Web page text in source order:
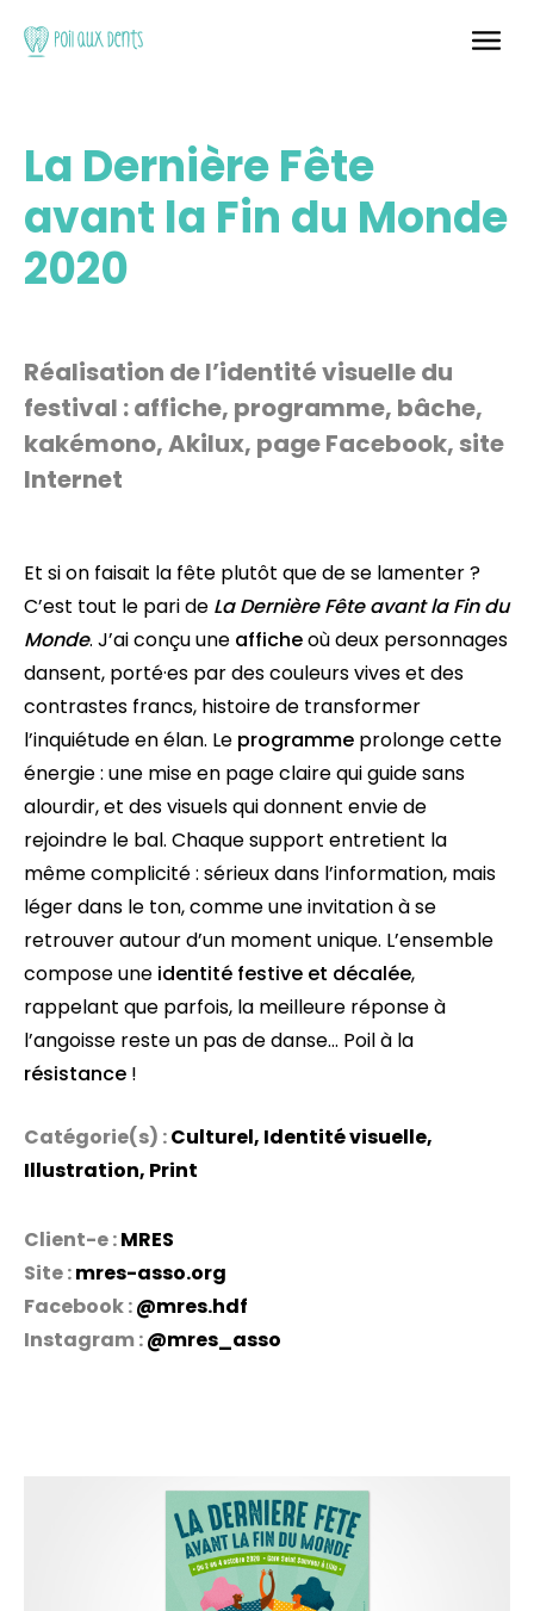
La Dernière Fête
avant la Fin du Monde
2020
Réalisation de l’identité visuelle du
festival : affiche, programme, bâche,
kakémono, Akilux, page Facebook, site
Internet
Et si on faisait la fête plutôt que de se lamenter ?
C’est tout le pari de La Dernière Fête avant la Fin du
Monde. J’ai conçu une afficheoù deux personnages
dansent, porté·es par des couleurs vives et des
contrastes francs, histoire de transformer
l’inquiétude en élan. Le programme prolonge cette
énergie : une mise en page claire qui guide sans
alourdir, et des visuels qui donnent envie de
rejoindre le bal. Chaque support entretient la
même complicité : sérieux dans l’information, mais
léger dans le ton, comme une invitation à se
retrouver autour d’un moment unique. L’ensemble
compose une identité festive et décalée,
rappelant que parfois, la meilleure réponse à
l’angoisse reste un pas de danse… Poil à la
résistance !
Catégorie(s) :Culturel, Identité visuelle,
Illustration, Print
Client-e :MRES
Site :mres-asso.org
Facebook :@mres.hdf
Instagram :@mres_asso